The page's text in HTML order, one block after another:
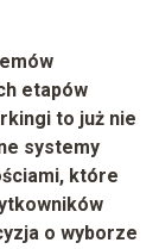
etapów
to już nie
systemy
które
o wyborze